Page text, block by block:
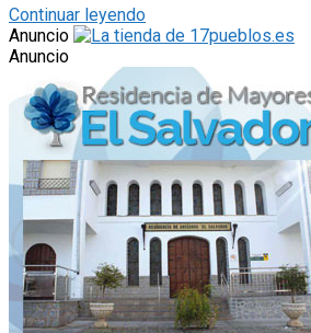
Continuar leyendo
Anuncio
Anuncio